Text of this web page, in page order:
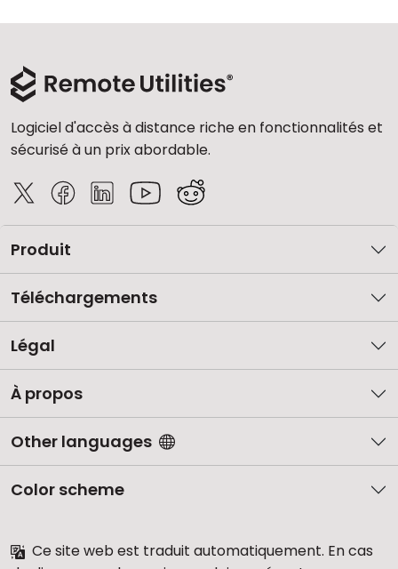
Logiciel d'accès à distance riche en fonctionnalités et
sécurisé à un prix abordable.
Produit
Téléchargements
Légal
À propos
Other languages
Color scheme
Ce site web est traduit automatiquement. En cas